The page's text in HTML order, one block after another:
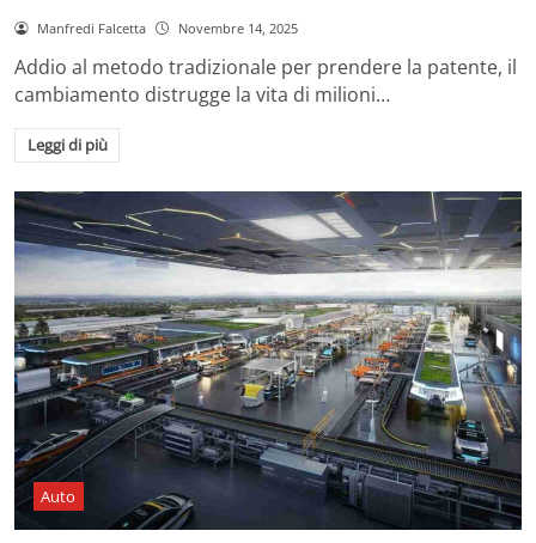
Manfredi Falcetta Novembre 14, 2025
Addio al metodo tradizionale per prendere la patente, il
cambiamento distrugge la vita di milioni…
Leggi di più
Auto